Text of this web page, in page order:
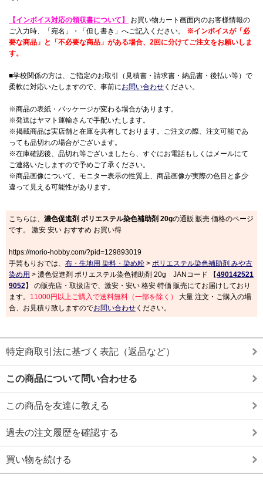
【インボイス対応の領収書について】
お買い物カート画面内のお客様情報の
ご入力時、「宛名」・「但し書き」へご記入ください。 ※インボイスが「必
要な商品」と「不必要な商品」がある場合、2回に分けてご注文をお願いしま
す。
■学校関係の方は、ご指定のお取引（見積書・請求書・納品書・後払い等）で
柔軟に対応いたしますので、事前にお問い合わせ ください。
※商品の表紙・パッケージが変わる場合があります。
※発送はヤマト運輸さんで手配いたします。
※掲載商品は実店舗と在庫を共有しております。ご注文の際、注文可能であ
っても品切れの場合がございます。
※在庫確認後、品切れ等ございましたら、すぐにお電話もしくはメールにて
ご連絡いたしますので予めご了承ください。
※商品画像について、モニター表示の性質上、商品画像が実際の色目と多少
違って見える可能性があります。
こちらは、 濃色促進剤 ポリエステル染色補助剤 20gの通販 販売 価格のページ
です。 激安 安い おすすめ お買い得
https://morio-hobby.com/?pid=129893019
手芸もりおでは、 布・生地用 染料・染め粉 > ポリエステル染色補助剤 みや古
染め用 > 濃色促進剤 ポリエステル染色補助剤 20g JANコード 【490142521
9052】 の販売店・取扱店で、激安・安い 格安 特価 販売にてお届けしており
ます。 11000円以上ご購入で送料無料（一部を除く）
大量 注文・ご購入の場
合、お見積り致しますのでお問い合わせ ください。
特定商取引法に基づく表記（返品など）
この商品について問い合わせる
この商品を友達に教える
過去の注文履歴を確認する
買い物を続ける